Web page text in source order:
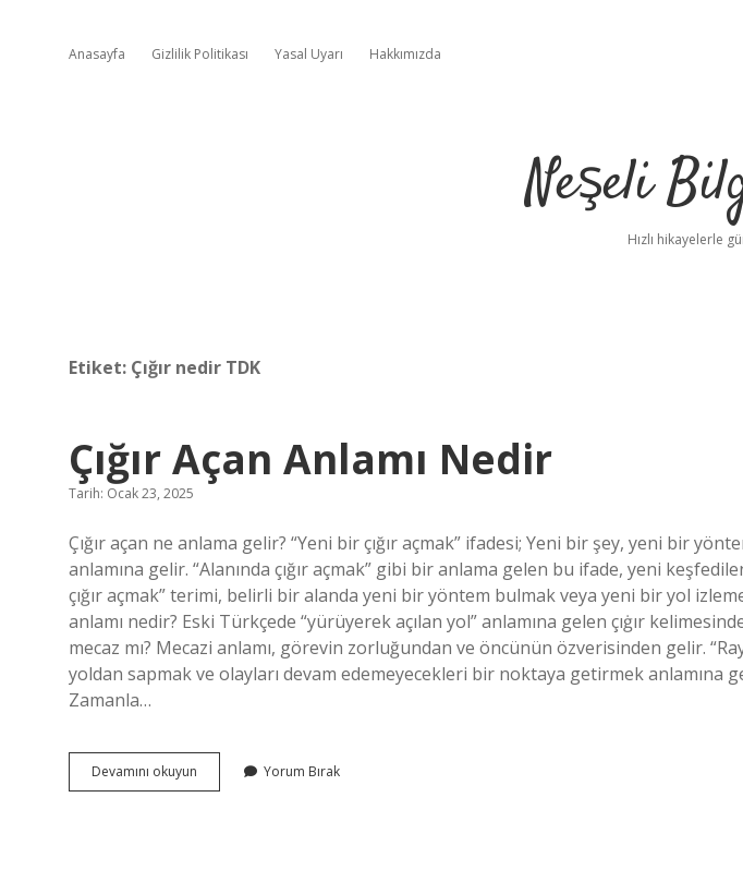
Anasayfa Gizlilik Politikası Yasal Uyarı Hakkımızda
Neşeli
Hızlı hikayelerle
Etiket: Çığır nedir TDK
Çığır Açan Anlamı Nedir
Tarih: Ocak 23, 2025
Çığır açan ne anlama gelir? “Yeni bir çığır açmak” ifadesi; Yeni bir şey, yeni bir
anlamına gelir. “Alanında çığır açmak” gibi bir anlama gelen bu ifade, yeni
çığır açmak” terimi, belirli bir alanda yeni bir yöntem bulmak veya yeni bir yol
anlamı nedir? Eski Türkçede “yürüyerek açılan yol” anlamına gelen çıġır
mecaz mı? Mecazi anlamı, görevin zorluğundan ve öncünün özverisinden gelir.
yoldan sapmak ve olayları devam edemeyecekleri bir noktaya getirmek anlamına
Zamanla…
Devamını okuyun
Açan
Yorum Bırak